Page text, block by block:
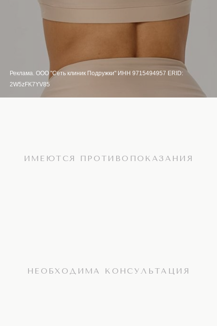
Реклама. ООО "Сеть клиник Подружки" ИНН 9715494957 ERID:
2W5zFK7YV85
ИМЕЮТСЯ ПРОТИВОПОКАЗАНИЯ
НЕОБХОДИМА КОНСУЛЬТАЦИЯ